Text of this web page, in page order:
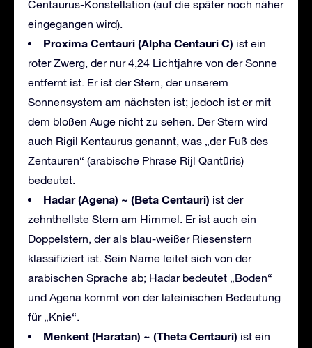
Centaurus-Konstellation (auf die später noch näher
eingegangen wird).
Proxima Centauri (Alpha Centauri C) ist ein
roter Zwerg, der nur 4,24 Lichtjahre von der Sonne
entfernt ist. Er ist der Stern, der unserem
Sonnensystem am nächsten ist; jedoch ist er mit
dem bloßen Auge nicht zu sehen. Der Stern wird
auch Rigil Kentaurus genannt, was „der Fuß des
Zentauren“ (arabische Phrase Rijl Qantūris)
bedeutet.
Hadar (Agena) ~ (Beta Centauri) ist der
zehnthellste Stern am Himmel. Er ist auch ein
Doppelstern, der als blau-weißer Riesenstern
klassifiziert ist. Sein Name leitet sich von der
arabischen Sprache ab; Hadar bedeutet „Boden“
und Agena kommt von der lateinischen Bedeutung
für „Knie“.
Menkent (Haratan) ~ (Theta Centauri) ist ein